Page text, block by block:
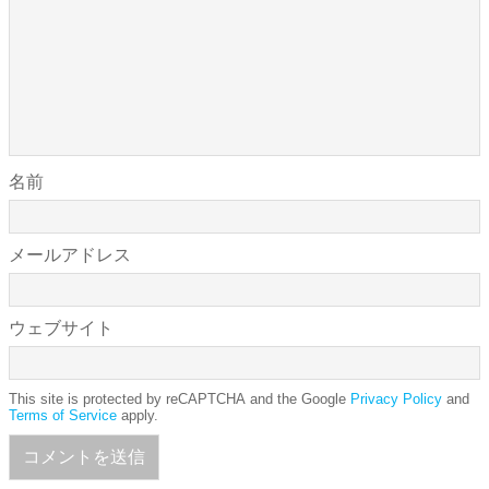
名前
メールアドレス
ウェブサイト
This site is protected by reCAPTCHA and the Google Privacy Policy and
Terms of Service apply.